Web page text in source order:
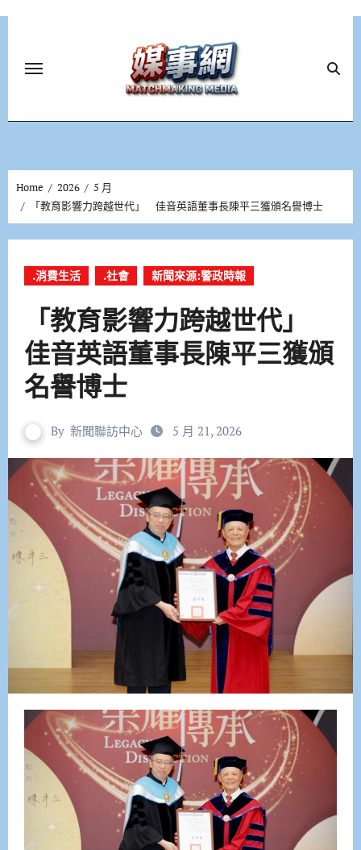
Home 2026
5 月
「教育影響力跨越世代」 佳音英語董事長陳平三獲頒名譽博士
.消費生活 .社會 新聞來源:警政時報
「教育影響力跨越世代」
佳音英語董事長陳平三獲頒
名譽博士
By 新聞聯訪中心 5 月 21, 2026